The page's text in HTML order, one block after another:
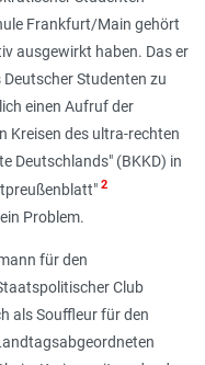
Frankfurt/Main gehört
ausgewirkt haben. Das er
Deutscher Studenten zu
einen Aufruf der
Kreisen des ultra-rechten
Deutschlands" (BKKD) in
2
Problem.
für den
Club
als Souffleur für den